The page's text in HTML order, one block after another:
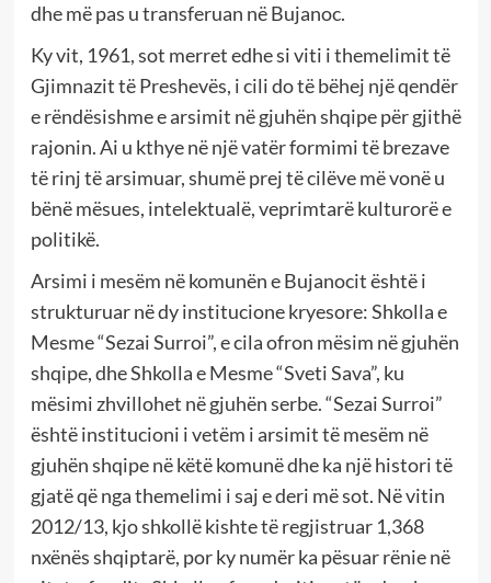
dhe më pas u transferuan në Bujanoc.
Ky vit, 1961, sot merret edhe si viti i themelimit të
Gjimnazit të Preshevës, i cili do të bëhej një qendër
e rëndësishme e arsimit në gjuhën shqipe për gjithë
rajonin. Ai u kthye në një vatër formimi të brezave
të rinj të arsimuar, shumë prej të cilëve më vonë u
bënë mësues, intelektualë, veprimtarë kulturorë e
politikë.
Arsimi i mesëm në komunën e Bujanocit është i
strukturuar në dy institucione kryesore: Shkolla e
Mesme “Sezai Surroi”, e cila ofron mësim në gjuhën
shqipe, dhe Shkolla e Mesme “Sveti Sava”, ku
mësimi zhvillohet në gjuhën serbe. “Sezai Surroi”
është institucioni i vetëm i arsimit të mesëm në
gjuhën shqipe në këtë komunë dhe ka një histori të
gjatë që nga themelimi i saj e deri më sot. Në vitin
2012/13, kjo shkollë kishte të regjistruar 1,368
nxënës shqiptarë, por ky numër ka pësuar rënie në